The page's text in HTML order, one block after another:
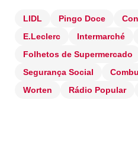
LIDL Pingo Doce
E.Leclerc
Intermarché
Folhetos de Supermercado
Segurança Social
Worten
Rádio Popular